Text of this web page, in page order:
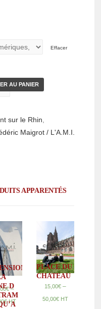
Effacer
AU PANIER
sur le Rhin
Maigrot / L'A.M.I.
APPARENTÉS
D
€–
€ HT
PLACE DU
CHATEAU
15,00€–
50,00€ HT